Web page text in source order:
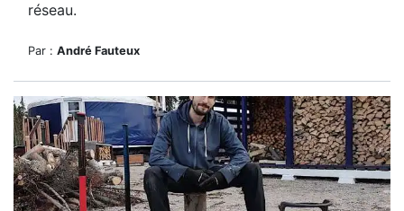
réseau.
Par : André Fauteux